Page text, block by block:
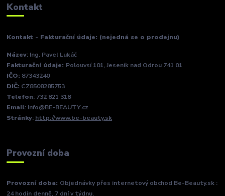
Kontakt
Kontakt - Fakturační údaje: (nejedná se o prodejnu)
Název: Ing. Pavel Lukáč
Fakturační údaje: Polouvsí 101, Jeseník nad Odrou 741 01
IČO: 87343240
DIČ: CZ8508285753
Telefon: 732 821 318
Email: info@BE-BEAUTY.cz
Stránky: http://www.be-beauty.sk
Provozní doba
Provozní doba: Objednávky přes internetový obchod Be-Beauty.sk :
24 hodin denně, 7 dní v týdnu.